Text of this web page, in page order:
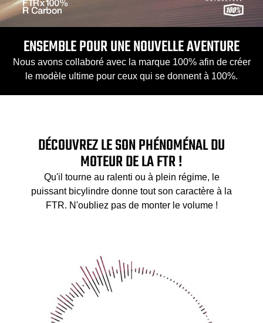
ENSEMBLE POUR UNE NOUVELLE AVENTURE
Nous avons collaboré avec la marque 100% afin de créer
le modèle ultime pour ceux qui se donnent à 100%.
DÉCOUVREZ LE SON PHÉNOMÉNAL DU
MOTEUR DE LA FTR !
Qu'il tourne au ralenti ou à plein régime, le
puissant bicylindre donne tout son caractère à la
FTR. N'oubliez pas de monter le volume !